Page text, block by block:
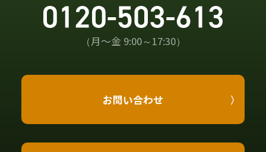
（月〜金 9:00～17:30）
お問い合わせ